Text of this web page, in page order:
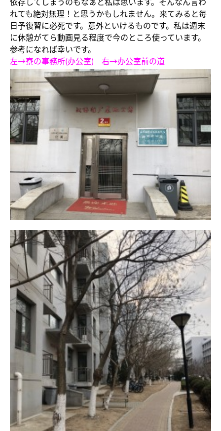
れても絶対無理！と思うかもしれません。来てみると毎
日予復習に必死です。意外といけるものです。私は週末
に休憩がてら動画見る程度で今のところ使っています。
参考になれば幸いです。
左→寮の事務所(办公室) 右→办公室前の道